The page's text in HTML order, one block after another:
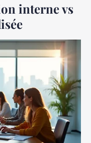
interne vs